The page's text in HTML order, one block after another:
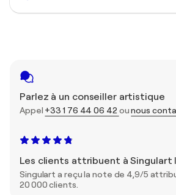
Parlez à un conseiller artistique
Appel +33 1 76 44 06 42ounous
Les clients attribuent à Singulart
Singulart a reçu la note de 4,9/5
20 000 clients.